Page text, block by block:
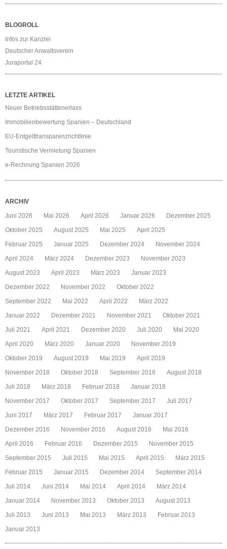
BLOGROLL
Infos zur Kanzlei
Deutscher Anwaltsverein
Juraportal 24
LETZTE ARTIKEL
Neuer Betriebsstättenerlass
Immobilienbewertung Spanien – Deutschland
EU-Entgelttransparenzrichtlinie
Touristische Vermietung Spanien
e-Rechnung Spanien 2026
ARCHIV
Juni 2026
Mai 2026 April 2026 Januar 2026
Dezember 2025
Oktober 2025
August 2025 Mai 2025
April 2025
Februar 2025
Januar 2025 Dezember 2024
November 2024
April 2024
März 2024 Dezember 2023
November 2023
August 2023
April 2023 März 2023
Januar 2023
Dezember 2022
November 2022
Oktober 2022
September 2022
Mai 2022 April 2022
März 2022
Januar 2022
Dezember 2021 November 2021
Oktober 2021
Juli 2021
April 2021 Dezember 2020 Juli 2020
Mai 2020
April 2020
März 2020 Januar 2020
November 2019
Oktober 2019
August 2019 Mai 2019
April 2019
November 2018
Oktober 2018 September 2018
August 2018
Juli 2018
März 2018 Februar 2018
Januar 2018
November 2017
Oktober 2017 September 2017
Juli 2017
Juni 2017
März 2017 Februar 2017
Januar 2017
Dezember 2016
November 2016 August 2016
Mai 2016
April 2016
Februar 2016 Dezember 2015
November 2015
September 2015
Juli 2015 Mai 2015 April 2015
März 2015
Februar 2015
Januar 2015 Dezember 2014
September 2014
Juli 2014
Juni 2014 Mai 2014 April 2014
März 2014
Januar 2014
November 2013 Oktober 2013
August 2013
Juli 2013
Juni 2013 Mai 2013 März 2013
Februar 2013
Januar 2013